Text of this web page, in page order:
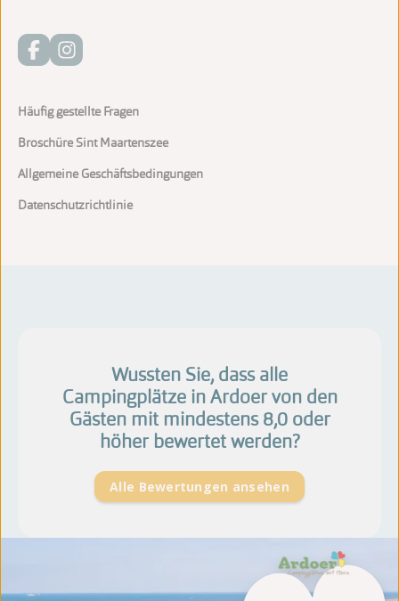
Häufig gestellte Fragen
Broschüre Sint Maartenszee
Allgemeine Geschäftsbedingungen
Datenschutzrichtlinie
Wussten Sie, dass alle
Campingplätze in Ardoer von den
Gästen mit mindestens 8,0 oder
höher bewertet werden?
Alle Bewertungen ansehen